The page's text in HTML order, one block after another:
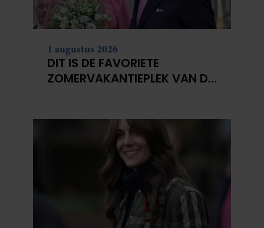
1 augustus 2026
DIT IS DE FAVORIETE
ZOMERVAKANTIEPLEK VAN DE